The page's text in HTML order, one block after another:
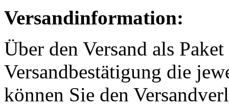
Versandinformation:
Über den Versand als
Versandbestätigung die
können Sie den